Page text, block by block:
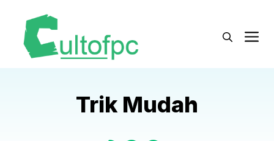
Trik Mudah